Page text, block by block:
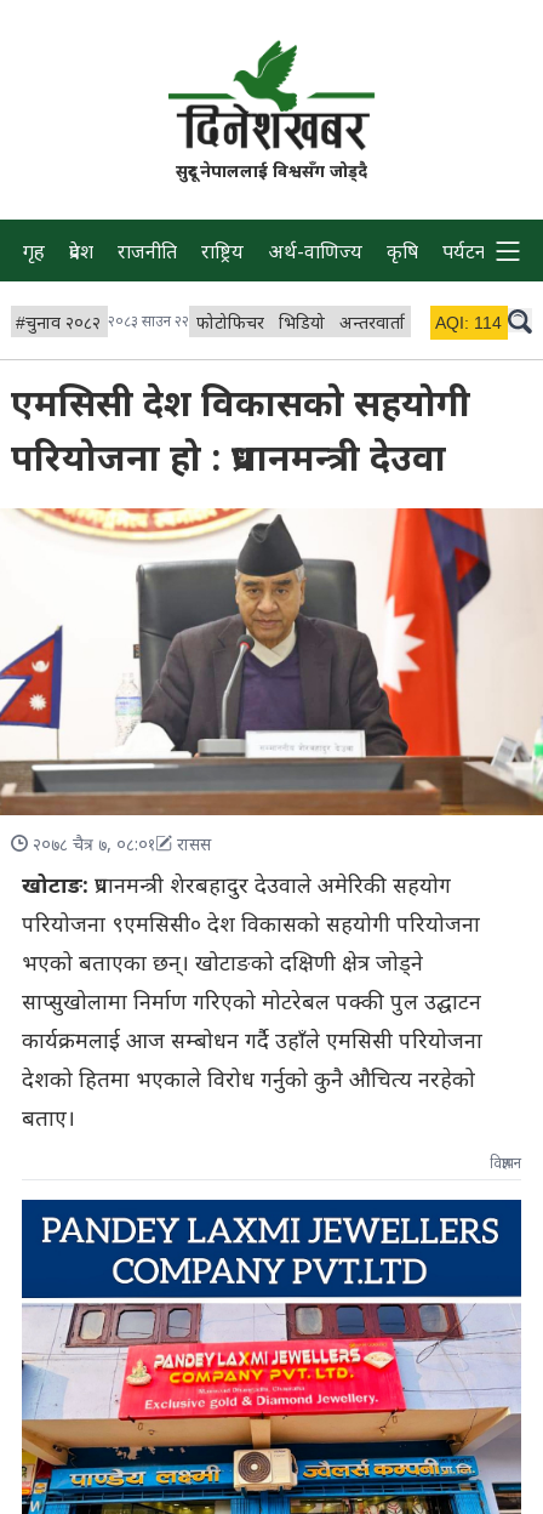
सुदूर नेपाललाई विश्वसँग जोड्दै
गृह प्रदेश राजनीति राष्ट्रिय अर्थ-वाणिज्य कृषि पर्यटन प्रवास
#चुनाव २०८२ २०८३ साउन २२ फोटोफिचर भिडियो अन्तरवार्ता विचार/ब्लग
AQI: 114
एमसिसी देश विकासको सहयोगी
परियोजना हो : प्रधानमन्त्री देउवा
२०७८ चैत्र ७, ०८:०१ रासस
खोटाङ: प्रधानमन्त्री शेरबहादुर देउवाले अमेरिकी सहयोग
परियोजना ९एमसिसी० देश विकासको सहयोगी परियोजना
भएको बताएका छन्। खोटाङको दक्षिणी क्षेत्र जोड्ने
साप्सुखोलामा निर्माण गरिएको मोटरेबल पक्की पुल उद्घाटन
कार्यक्रमलाई आज सम्बोधन गर्दै उहाँले एमसिसी परियोजना
देशको हितमा भएकाले विरोध गर्नुको कुनै औचित्य नरहेको
बताए।
विज्ञापन